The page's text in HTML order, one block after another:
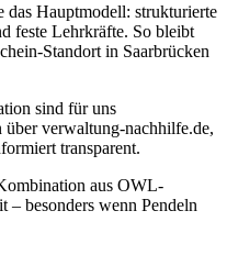
Hauptmodell: strukturierte
feste Lehrkräfte. So bleibt
Standort in Saarbrücken
sind für uns
über verwaltung-nachhilfe.de,
transparent.
aus OWL-
besonders wenn Pendeln